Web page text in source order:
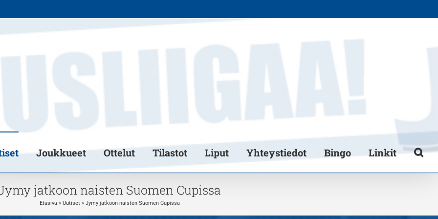
Joukkueet Ottelut Tilastot Liput Yhteystiedot Bingo Linkit
jatkoon naisten Suomen Cupissa
Etusivu» Uutiset» Jymy jatkoon naisten Suomen Cupissa